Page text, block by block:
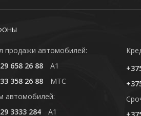
продажи автомобилей:
658 26 88
A1
358 26 88
MTC
автомобилей:
3333 284
A1